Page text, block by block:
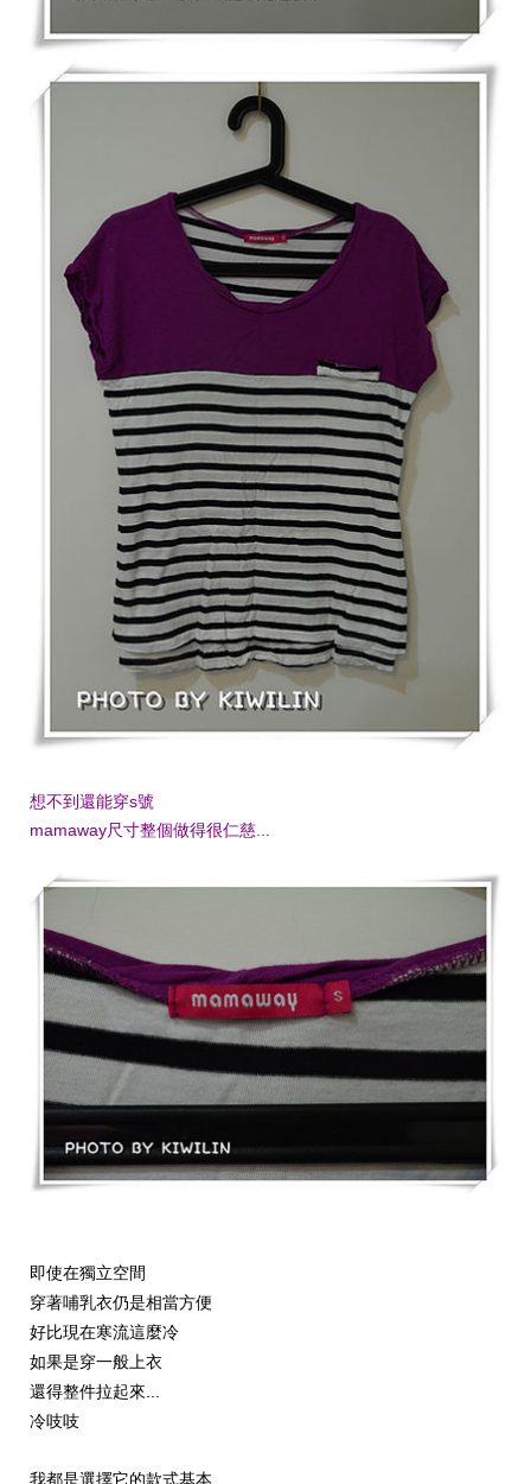
想不到還能穿s號
mamaway尺寸整個做得很仁慈...
即使在獨立空間
穿著哺乳衣仍是相當方便
好比現在寒流這麼冷
如果是穿一般上衣
還得整件拉起來
冷吱吱
我都是選擇它的款式基本